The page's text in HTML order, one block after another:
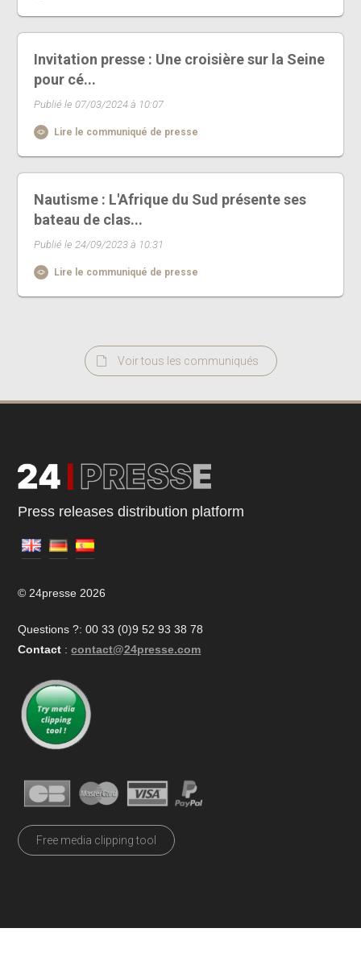
Invitation presse : Une croisière sur la Seine
pour cé...
Publié le 07/03/2024 à 10:07
Lire le communiqué de presse
Nautisme : L'Afrique du Sud présente ses
bateau de clas...
Publié le 24/09/2023 à 10:31
Lire le communiqué de presse
Voir tous les communiqués
Press releases distribution platform
© 24presse 2026
Questions ?: 00 33 (0)9 52 93 38 78
Contact : contact@24presse.com
Free media clipping tool